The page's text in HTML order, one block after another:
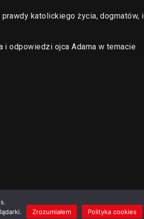
katolickiego życia, dogmatów, i
i odpowiedzi ojca Adama w temacie
Zrozumiałem Polityka cookies